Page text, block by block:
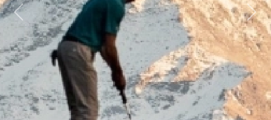
Previous Next